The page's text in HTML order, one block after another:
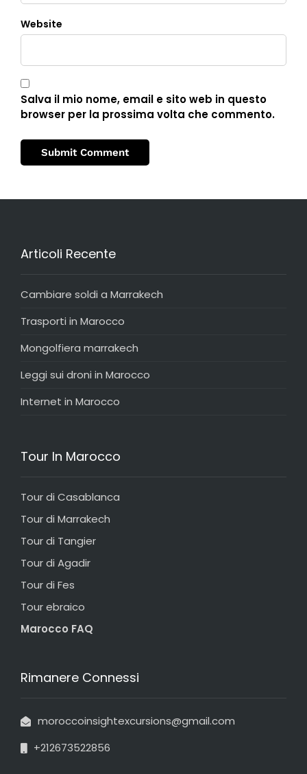
Website
Salva il mio nome, email e sito web in questo
browser per la prossima volta che commento.
Articoli Recente
Cambiare soldi a Marrakech
Trasporti in Marocco
Mongolfiera marrakech
Leggi sui droni in Marocco
Internet in Marocco
Tour In Marocco
Tour di Casablanca
Tour di Marrakech
Tour di Tangier
Tour di Agadir
Tour di Fes
Tour ebraico
Marocco FAQ
Rimanere Connessi
moroccoinsightexcursions@gmail.com
+212673522856